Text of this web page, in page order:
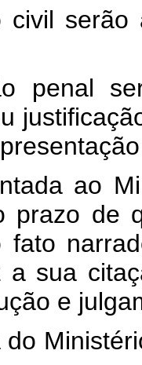
serão
penal
ao
prazo de
a sua
e
do